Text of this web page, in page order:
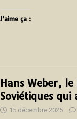
J’aime ça :
Hans Weber,
Soviétiques qui
15 décembre 2025